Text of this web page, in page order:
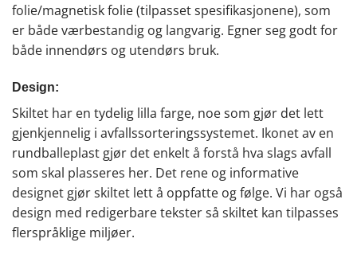
folie/magnetisk folie (tilpasset spesifikasjonene), som
er både værbestandig og langvarig. Egner seg godt for
både innendørs og utendørs bruk.
Design:
Skiltet har en tydelig lilla farge, noe som gjør det lett
gjenkjennelig i avfallssorteringssystemet. Ikonet av en
rundballeplast gjør det enkelt å forstå hva slags avfall
som skal plasseres her. Det rene og informative
designet gjør skiltet lett å oppfatte og følge. Vi har også
design med redigerbare tekster så skiltet kan tilpasses
flerspråklige miljøer.